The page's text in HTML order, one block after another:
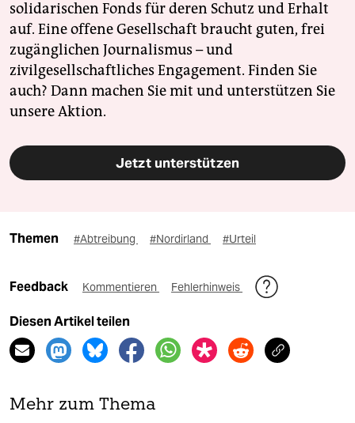
solidarischen Fonds für deren Schutz und Erhalt
auf. Eine offene Gesellschaft braucht guten, frei
zugänglichen Journalismus – und
zivilgesellschaftliches Engagement. Finden Sie
auch? Dann machen Sie mit und unterstützen Sie
unsere Aktion.
Jetzt unterstützen
Themen #Abtreibung #Nordirland #Urteil
Feedback Kommentieren Fehlerhinweis
Diesen Artikel teilen
Mehr zum Thema